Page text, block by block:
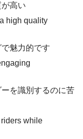
高い
high quality
魅力的です
を識別するのに苦
while